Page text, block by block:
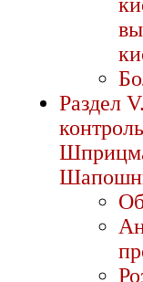
Раздел